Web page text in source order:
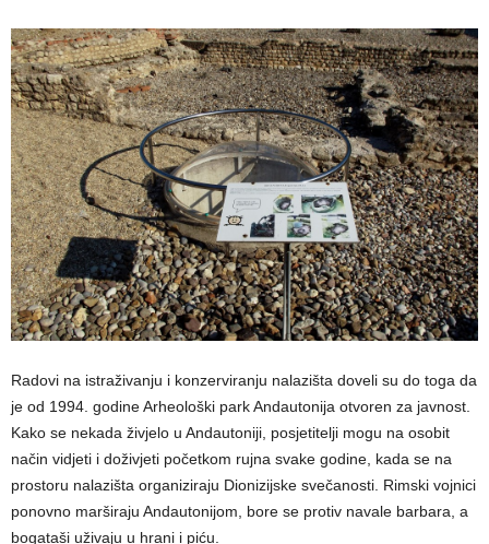
Radovi na istraživanju i konzerviranju nalazišta doveli su do toga da
je od 1994. godine Arheološki park Andautonija otvoren za javnost.
Kako se nekada živjelo u Andautoniji, posjetitelji mogu na osobit
način vidjeti i doživjeti početkom rujna svake godine, kada se na
prostoru nalazišta organiziraju Dionizijske svečanosti. Rimski vojnici
ponovno marširaju Andautonijom, bore se protiv navale barbara, a
bogataši uživaju u hrani i piću.